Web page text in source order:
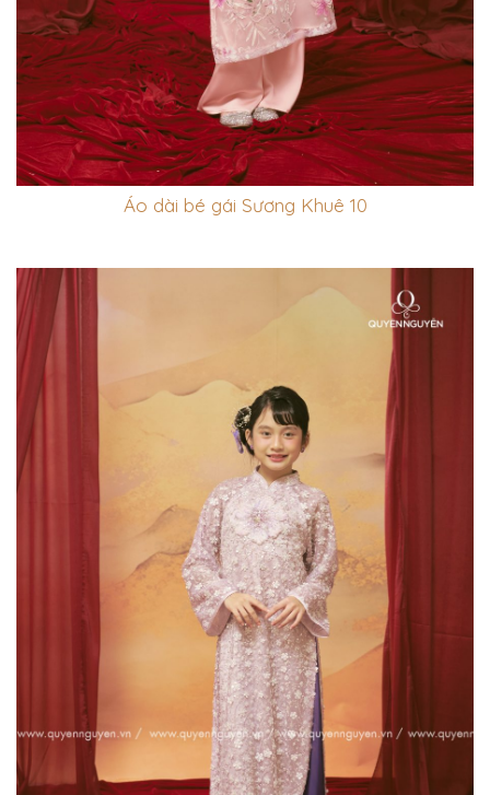
Áo dài bé gái Sương Khuê 10